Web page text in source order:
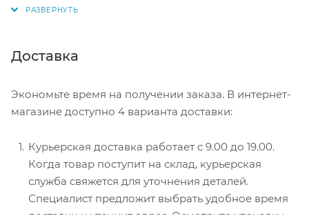
документы, вносите денежные средства,
перенаправит вас на сервер системы ASSIST.
Здесь нужно ввести номер карты, срок действия
Электронные системы при онлайн-заказе:
PayPal, WebMoney и Яндекс.Деньги. Для
совершения покупки система перенаправит вас
на страницу платежного сервиса. Здесь
Доставка
Экономьте время на получении заказа. В интернет-
магазине доступно 4 варианта доставки:
Курьерская доставка работает с 9.00 до 19.00.
Когда товар поступит на склад, курьерская
служба свяжется для уточнения деталей.
Специалист предложит выбрать удобное время